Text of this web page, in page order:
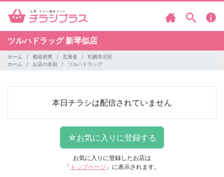
ツルハドラッグ 新琴似店
ホーム 都道府県 北海道
札幌市北区
ホーム
お店の名前 ツルハドラッグ
本日チラシは配信されていません
お気に入りに登録したお店は
「 トップページ 」に表示されます。